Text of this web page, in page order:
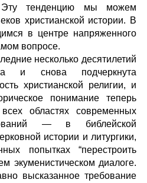
Эту тенденцию мы можем
христианской истории. В
в центре напряженного
вопросе.
несколько десятилетий
и снова подчеркнута
христианской религии, и
понимание теперь
областях современных
— в библейской
истории и литургики,
попытках “перестроить
экуменистическом диалоге.
высказанное требование